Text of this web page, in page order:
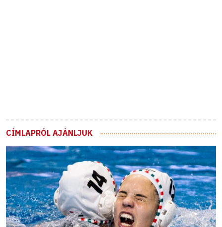
CÍMLAPRÓL AJÁNLJUK